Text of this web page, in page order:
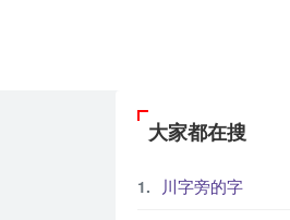
大家都在搜
川字旁的字